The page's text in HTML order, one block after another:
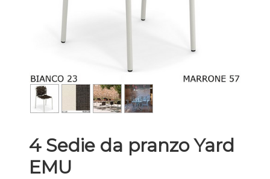
4 Sedie da pranzo Yard
EMU